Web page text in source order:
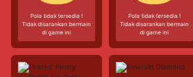
Pola tidak tersedia !
Tidak disarankan bermain
di game ini
Pola tidak tersedia !
Tidak disarankan bermain
di game ini